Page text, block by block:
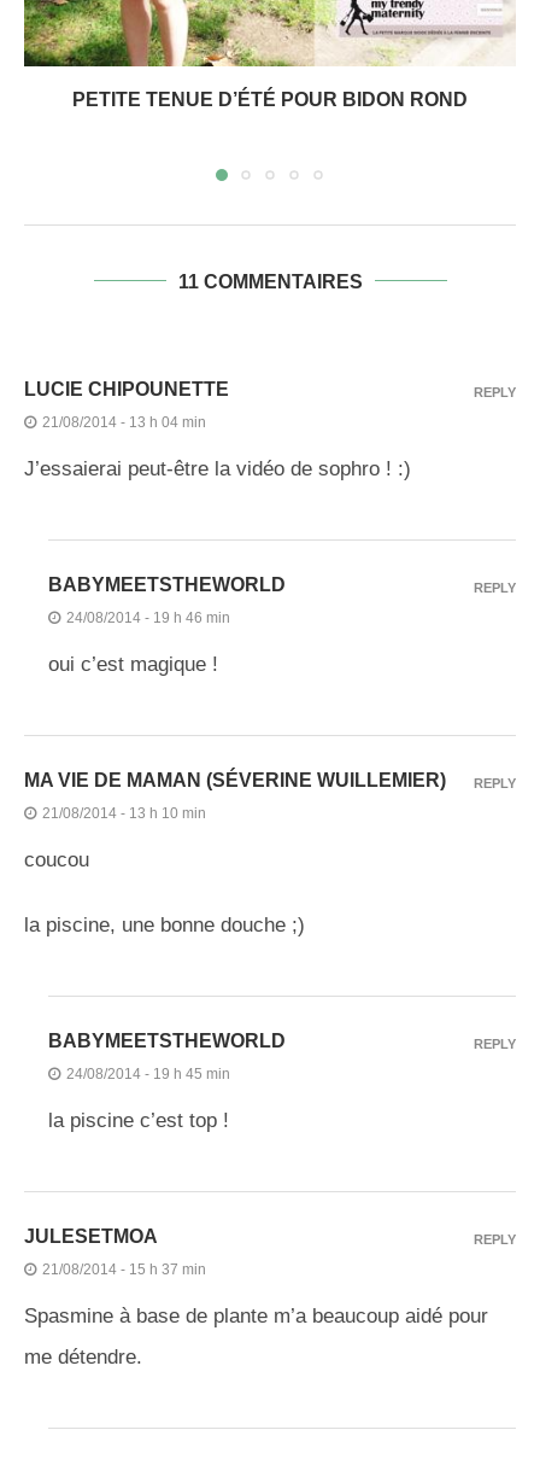
PETITE TENUE D’ÉTÉ POUR BIDON ROND
11 COMMENTAIRES
LUCIE CHIPOUNETTE
21/08/2014 - 13 h 04 min
J’essaierai peut-être la vidéo de sophro ! :)
REPLY
BABYMEETSTHEWORLD
24/08/2014 - 19 h 46 min
oui c’est magique !
REPLY
MA VIE DE MAMAN (SÉVERINE WUILLEMIER)
21/08/2014 - 13 h 10 min
coucou
la piscine, une bonne douche ;)
REPLY
BABYMEETSTHEWORLD
24/08/2014 - 19 h 45 min
la piscine c’est top !
REPLY
JULESETMOA
21/08/2014 - 15 h 37 min
Spasmine à base de plante m’a beaucoup aidé pour
me détendre.
REPLY